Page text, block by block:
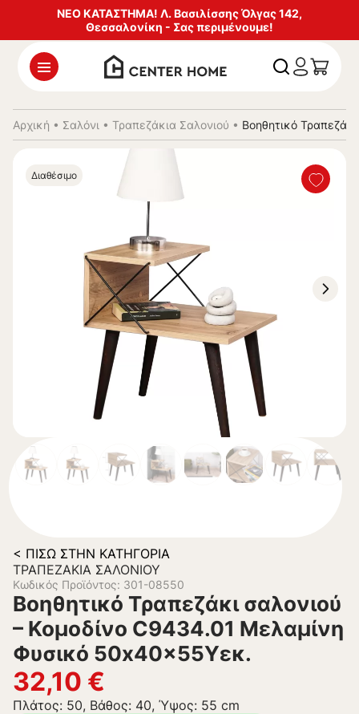
ΝΕΟ ΚΑΤΑΣΤΗΜΑ! Λ. Βασιλίσσης Όλγας 142,
Θεσσαλονίκη - Σας περιμένουμε!
Αρχική • Σαλόνι • Τραπεζάκια Σαλονιού • Βοηθητικό
Διαθέσιμο
< ΠΊΣΩ ΣΤΗΝ ΚΑΤΗΓΟΡΊΑ
ΤΡΑΠΕΖΆΚΙΑ ΣΑΛΟΝΙΟΎ
Κωδικός Προϊόντος: 301-08550
Βοηθητικό Τραπεζάκι σαλονιού
– Κομοδίνο C9434.01 Μελαμίνη
Φυσικό 50x40x55Υεκ.
32,10 €
Πλάτος: 50, Βάθος: 40, Ύψος: 55 cm